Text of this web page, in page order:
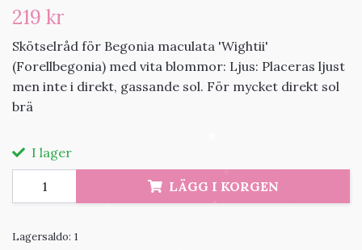
219 kr
Skötselråd för Begonia maculata 'Wightii'
(Forellbegonia) med vita blommor: Ljus: Placeras ljust
men inte i direkt, gassande sol. För mycket direkt sol
brä
I lager
LÄGG I KORGEN
Lagersaldo: 1